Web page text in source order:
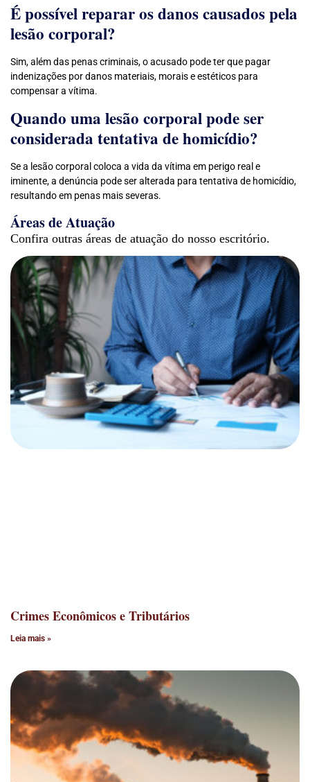
É possível reparar os danos causados pela
lesão corporal?
Sim, além das penas criminais, o acusado pode ter que pagar
indenizações por danos materiais, morais e estéticos para
compensar a vítima.
Quando uma lesão corporal pode ser
considerada tentativa de homicídio?
Se a lesão corporal coloca a vida da vítima em perigo real e
iminente, a denúncia pode ser alterada para tentativa de homicídio,
resultando em penas mais severas.
Áreas de Atuação
Confira outras áreas de atuação do nosso escritório.
Crimes Econômicos e Tributários
Leia mais »